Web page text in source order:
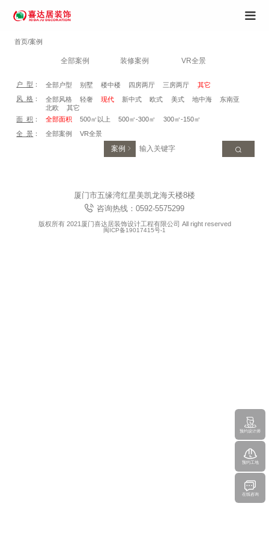
首页/案例
全部案例 装修案例 VR全景
户 型 ： 全部户型 别墅 楼中楼 四房两厅 三房两厅
其它
风 格 ： 全部风格 轻奢 现代 新中式 欧式 美式 地中海
东南亚
北欧
其它
面 积 ： 全部面积 500㎡以上 500㎡-300㎡
300㎡-150㎡
全 景 ： 全部案例 VR全景
案例
厦门市五缘湾红星美凯龙海天楼8楼
咨询热线：0592-5575299
版权所有 2021厦门喜达居装饰设计工程有限公司 All right reserved
闽ICP备19017415号-1
预约设计师
预约工地
在线咨询